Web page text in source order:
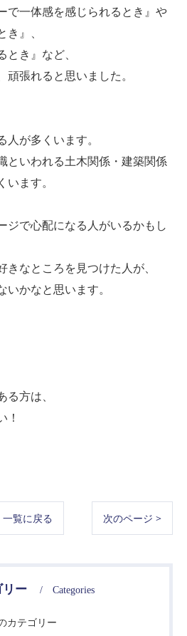
で一体感を感じられるとき』や
』、
とき』など、
張れると思いました。
が多くいます。
といわれる土木関係・建築関係
ます。
ジで心配になる人がいるかもし
なところを見つけた人が、
かなと思います。
方は、
！
一覧に戻る 次のページ >
リー Categories
カテゴリー